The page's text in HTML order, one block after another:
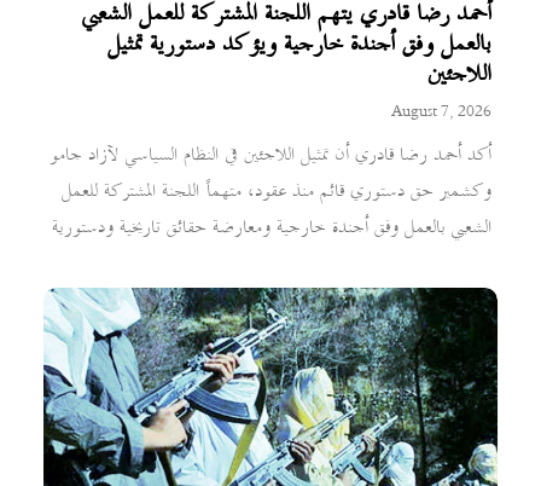
أحمد رضا قادري يتهم اللجنة المشتركة للعمل الشعبي
بالعمل وفق أجندة خارجية ويؤكد دستورية تمثيل
اللاجئين
August 7, 2026
أكد أحمد رضا قادري أن تمثيل اللاجئين في النظام السياسي لآزاد جامو
وكشمير حق دستوري قائم منذ عقود، متهماً اللجنة المشتركة للعمل
الشعبي بالعمل وفق أجندة خارجية ومعارضة حقائق تاريخية ودستورية